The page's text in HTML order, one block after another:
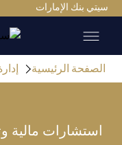
سيتي بنك الإمارات
الصفحة الرئيسية
استشارات